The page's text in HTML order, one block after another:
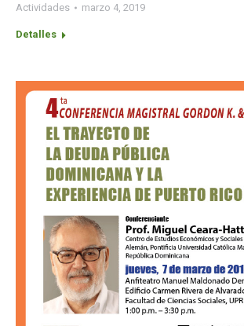
Actividades marzo 4, 2019
Detalles